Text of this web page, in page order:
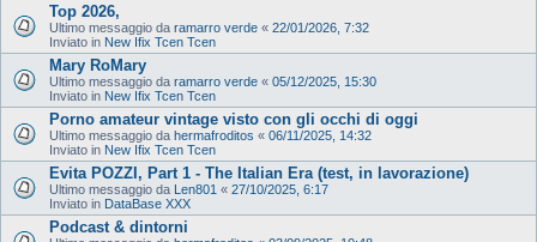
Top 2026,
Ultimo messaggio da ramarro verde « 22/01/2026, 7:32
Inviato in New Ifix Tcen Tcen
Mary RoMary
Ultimo messaggio da ramarro verde « 05/12/2025, 15:30
Inviato in New Ifix Tcen Tcen
Porno amateur vintage visto con gli occhi di oggi
Ultimo messaggio da hermafroditos « 06/11/2025, 14:32
Inviato in New Ifix Tcen Tcen
Evita POZZI, Part 1 - The Italian Era (test, in lavorazione)
Ultimo messaggio da Len801 « 27/10/2025, 6:17
Inviato in DataBase XXX
Podcast & dintorni